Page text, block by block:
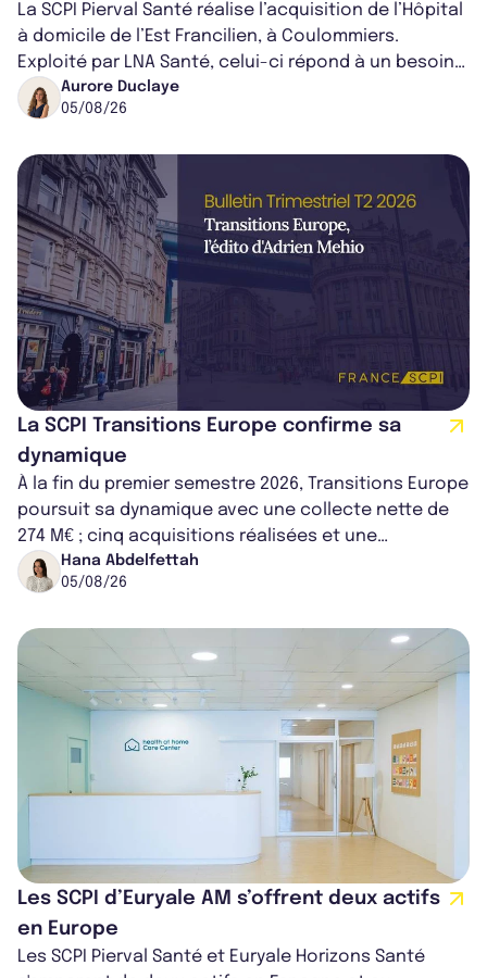
La SCPI Pierval Santé réalise l’acquisition de l’Hôpital
à domicile de l’Est Francilien, à Coulommiers.
Exploité par LNA Santé, celui-ci répond à un besoin
médical croissant, qui s...
Aurore Duclaye
05/08/26
La SCPI Transitions Europe confirme sa
dynamique
À la fin du premier semestre 2026, Transitions Europe
poursuit sa dynamique avec une collecte nette de
274 M€ ; cinq acquisitions réalisées et une
capitalisation portée à 1,38 Md€....
Hana Abdelfettah
05/08/26
Les SCPI d’Euryale AM s’offrent deux actifs
en Europe
Les SCPI Pierval Santé et Euryale Horizons Santé